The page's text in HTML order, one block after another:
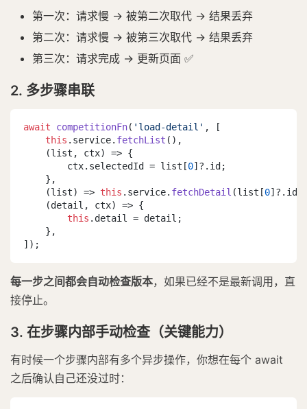
第一次：请求慢 → 被第二次取代 → 结果丢弃
第二次：请求慢 → 被第三次取代 → 结果丢弃
第三次：请求完成 → 更新页面 ✅
2. 多步骤串联
await competitionFn( 'load-detail' , [
this . service. fetchList
(list, ctx) =>
        ctx.
selectedId = list[0]?. id ;
    },
(list) => this . service. fetchDetail (list[0]?. id
(detail, ctx) =>
this . detail = detail;
    },
]);
每一步之间都会自动检查版本，如果已经不是最新调用，直
接停止。
3. 在步骤内部手动检查（关键能力）
有时候一个步骤内部有多个异步操作，你想在每个 await
之后确认自己还没过时：